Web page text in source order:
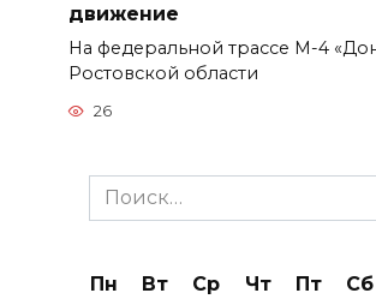
движение
На федеральной трассе М-4
Ростовской области
26
Search
for:
Пн Вт Ср Чт Пт Сб